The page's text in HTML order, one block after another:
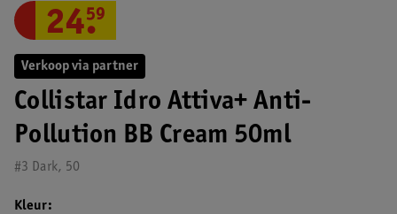
Verkoop via partner
Collistar Idro Attiva+ Anti-
Pollution BB Cream 50ml
#3 Dark, 50
24.
59
Kleur